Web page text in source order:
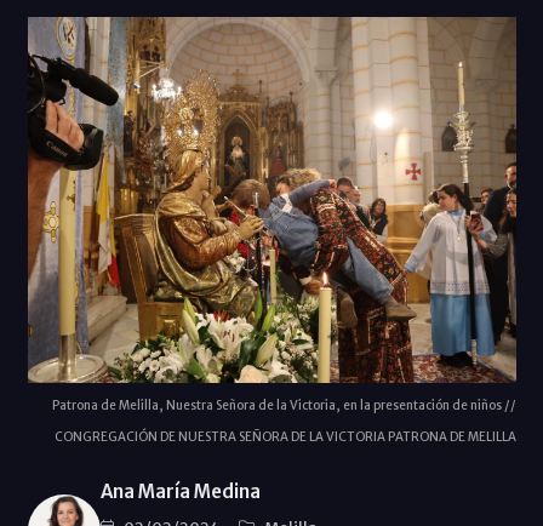
Patrona de Melilla, Nuestra Señora de la Victoria, en la presentación de niños //
CONGREGACIÓN DE NUESTRA SEÑORA DE LA VICTORIA PATRONA DE MELILLA
Ana María Medina